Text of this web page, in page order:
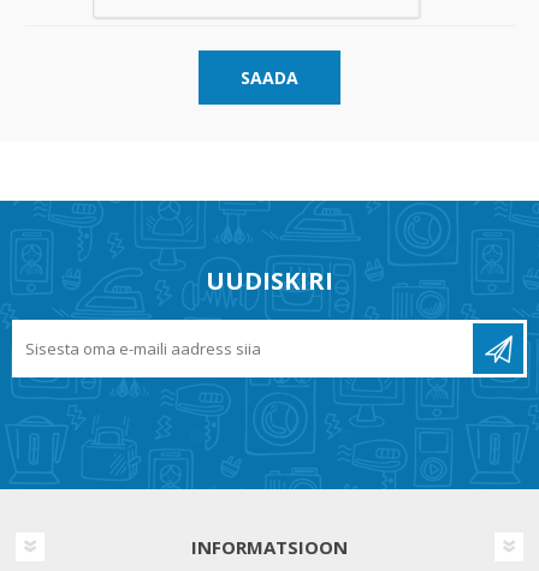
SAADA
UUDISKIRI
INFORMATSIOON